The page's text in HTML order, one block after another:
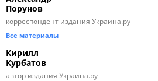
Порунов
корреспондент издания Украина.ру
Все материалы
Кирилл
Курбатов
автор издания Украина.ру